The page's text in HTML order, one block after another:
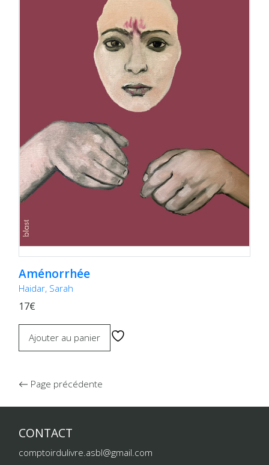
Aménorrhée
Haidar, Sarah
17€
Ajouter au panier
Page précédente
CONTACT
comptoirdulivre.asbl@gmail.com